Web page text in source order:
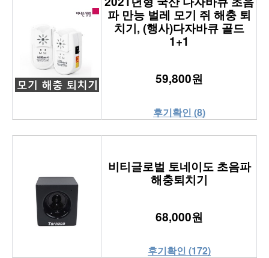
파 만능 벌레 모기 쥐 해충 퇴
치기, (행사)다자바큐 골드
1+1
59,800원
후기확인 (8)
비티글로벌 토네이도 초음파
해충퇴치기
68,000원
후기확인 (172)